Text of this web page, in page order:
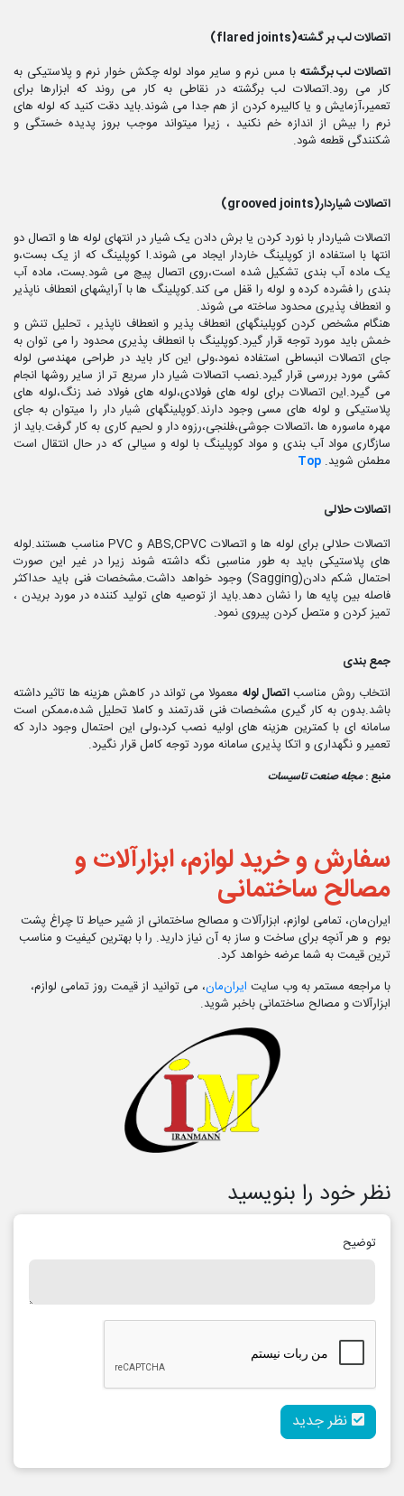
اتصالات لب بر گشته(flared joints)
اتصالات لب برگشته با مس نرم و سایر مواد لوله چکش خوار نرم و پلاستیکی به
کار می رود.اتصالات لب برگشته در نقاطی به کار می روند که ابزارها برای
تعمیر،آزمایش و یا کالیبره کردن از هم جدا می شوند.باید دقت کنید که لوله های
نرم را بیش از اندازه خم نکنید ، زیرا میتواند موجب بروز پدیده خستگی و
شکنندگی قطعه شود.
اتصالات شیاردار(grooved joints)
اتصالات شیاردار با نورد کردن یا برش دادن یک شیار در انتهای لوله ها و اتصال دو
انتها با استفاده از کوپلینگ خاردار ایجاد می شوند.ا کوپلینگ که از یک بست،و
یک ماده آب بندی تشکیل شده است،روی اتصال پیچ می شود.بست، ماده آب
بندی را فشرده کرده و لوله را قفل می کند.کوپلینگ ها با آرایشهای انعطاف ناپذیر
و انعطاف پذیری محدود ساخته می شوند.
هنگام مشخص کردن کوپلینگهای انعطاف پذیر و انعطاف ناپذیر ، تحلیل تنش و
خمش باید مورد توجه قرار گیرد.کوپلینگ با انعطاف پذیری محدود را می توان به
جای اتصالات انبساطی استفاده نمود،ولی این کار باید در طراحی مهندسی لوله
کشی مورد بررسی قرار گیرد.نصب اتصالات شیار دار سریع تر از سایر روشها انجام
می گیرد.این اتصالات برای لوله های فولادی،لوله های فولاد ضد زنگ،لوله های
پلاستیکی و لوله های مسی وجود دارند.کوپلینگهای شیار دار را میتوان به جای
مهره ماسوره ها ،اتصالات جوشی،فلنجی،رزوه دار و لحیم کاری به کار گرفت.باید از
سازگاری مواد آب بندی و مواد کوپلینگ با لوله و سیالی که در حال انتقال است
مطمئن شوید. Top
اتصالات حلالی
اتصالات حلالی برای لوله ها و اتصالات ABS,CPVC و PVC مناسب هستند.لوله
های پلاستیکی باید به طور مناسبی نگه داشته شوند زیرا در غیر این صورت
احتمال شکم دادن(Sagging) وجود خواهد داشت.مشخصات فنی باید حداکثر
فاصله بین پایه ها را نشان دهد.باید از توصیه های تولید کننده در مورد بریدن ،
تمیز کردن و متصل کردن پیروی نمود.
جمع بندی
انتخاب روش مناسباتصال لوله معمولا می تواند در کاهش هزینه ها تاثیر داشته
باشد.بدون به کار گیری مشخصات فنی قدرتمند و کاملا تحلیل شده،ممکن است
سامانه ای با کمترین هزینه های اولیه نصب کرد،ولی این احتمال وجود دارد که
تعمیر و نگهداری و اتکا پذیری سامانه مورد توجه کامل قرار نگیرد.
منبع :مجله صنعت تاسیسات
سفارش و خرید لوازم، ابزارآلات و
مصالح ساختمانی
ایران‌مان، تمامی لوازم، ابزارآلات و مصالح ساختمانی از شیر حیاط تا چراغ پشت
بوم و هر آنچه برای ساخت و ساز به آن نیاز دارید. را با بهترین کیفیت و مناسب
ترین قیمت به شما عرضه خواهد کرد.
با مراجعه مستمر به وب سایت ایران‌مان، می توانید از قیمت روز تمامی لوازم،
ابزارآلات و مصالح ساختمانی باخبر شوید.
نظر خود را بنویسید
توضیح
نظر جدید